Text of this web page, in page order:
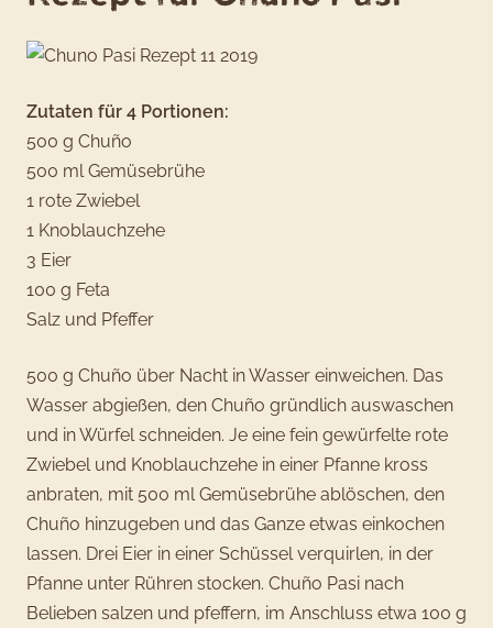
Zutaten für 4 Portionen:
500 g Chuño
500 ml Gemüsebrühe
1 rote Zwiebel
1 Knoblauchzehe
3 Eier
100 g Feta
Salz und Pfeffer
500 g Chuño über Nacht in Wasser einweichen. Das
Wasser abgießen, den Chuño gründlich auswaschen
und in Würfel schneiden. Je eine fein gewürfelte rote
Zwiebel und Knoblauchzehe in einer Pfanne kross
anbraten, mit 500 ml Gemüsebrühe ablöschen, den
Chuño hinzugeben und das Ganze etwas einkochen
lassen. Drei Eier in einer Schüssel verquirlen, in der
Pfanne unter Rühren stocken. Chuño Pasi nach
Belieben salzen und pfeffern, im Anschluss etwa 100 g